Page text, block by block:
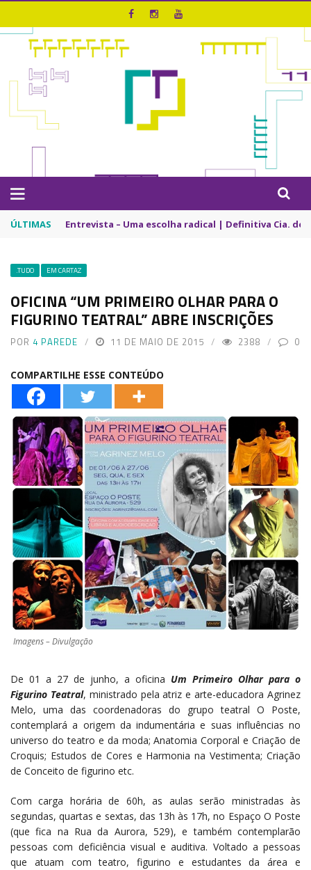
ÚLTIMAS Entrevista – Uma escolha radical | Definitiva Cia. de
.TUDO EM CARTAZ
OFICINA “UM PRIMEIRO OLHAR PARA O
FIGURINO TEATRAL” ABRE INSCRIÇÕES
POR 4 PAREDE 11 DE MAIO DE 2015 2388 0
COMPARTILHE ESSE CONTEÚDO
Imagens – Divulgação
De 01 a 27 de junho, a oficina Um Primeiro Olhar para o
Figurino Teatral, ministrado pela atriz e arte-educadora Agrinez
Melo, uma das coordenadoras do grupo teatral O Poste,
contemplará a origem da indumentária e suas influências no
universo do teatro e da moda; Anatomia Corporal e Criação de
Croquis; Estudos de Cores e Harmonia na Vestimenta; Criação
de Conceito de figurino etc.
Com carga horária de 60h, as aulas serão ministradas às
segundas, quartas e sextas, das 13h às 17h, no Espaço O Poste
(que fica na Rua da Aurora, 529), e também contemplarão
pessoas com deficiência visual e auditiva. Voltado a pessoas
que atuam com teatro, figurino e estudantes da área e